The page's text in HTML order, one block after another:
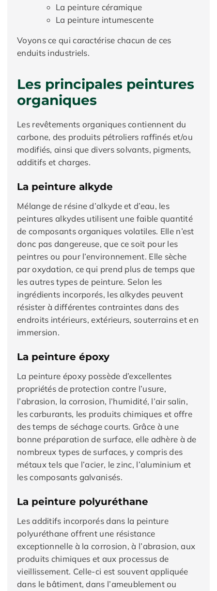
La peinture céramique
La peinture intumescente
Voyons ce qui caractérise chacun de ces
enduits industriels.
Les principales peintures
organiques
Les revêtements organiques contiennent du
carbone, des produits pétroliers raffinés et/ou
modifiés, ainsi que divers solvants, pigments,
additifs et charges.
La peinture alkyde
Mélange de résine d’alkyde et d’eau, les
peintures alkydes utilisent une faible quantité
de composants organiques volatiles. Elle n’est
donc pas dangereuse, que ce soit pour les
peintres ou pour l’environnement. Elle sèche
par oxydation, ce qui prend plus de temps que
les autres types de peinture. Selon les
ingrédients incorporés, les alkydes peuvent
résister à différentes contraintes dans des
endroits intérieurs, extérieurs, souterrains et en
immersion.
La peinture époxy
La peinture époxy possède d’excellentes
propriétés de protection contre l’usure,
l’abrasion, la corrosion, l’humidité, l’air salin,
les carburants, les produits chimiques et offre
des temps de séchage courts. Grâce à une
bonne préparation de surface, elle adhère à de
nombreux types de surfaces, y compris des
métaux tels que l’acier, le zinc, l’aluminium et
les composants galvanisés.
La peinture polyuréthane
Les additifs incorporés dans la peinture
polyuréthane offrent une résistance
exceptionnelle à la corrosion, à l’abrasion, aux
produits chimiques et aux processus de
vieillissement. Celle-ci est souvent appliquée
dans le bâtiment, dans l’ameublement ou